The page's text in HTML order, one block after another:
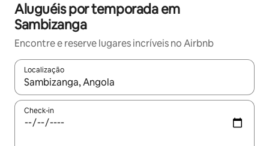
Aluguéis por temporada em
Sambizanga
Encontre e reserve lugares incríveis no Airbnb
Localização
Quando os resultados estiverem disponíveis, explore-os
Check-in